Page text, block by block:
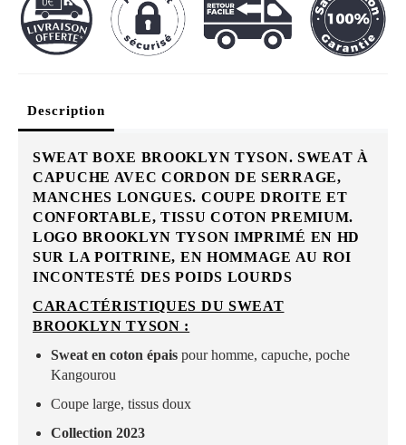
Description
SWEAT BOXE BROOKLYN TYSON. SWEAT À
CAPUCHE AVEC CORDON DE SERRAGE,
MANCHES LONGUES. COUPE DROITE ET
CONFORTABLE, TISSU COTON PREMIUM.
LOGO BROOKLYN TYSON IMPRIMÉ EN HD
SUR LA POITRINE, EN HOMMAGE AU ROI
INCONTESTÉ DES POIDS LOURDS
CARACTÉRISTIQUES DU SWEAT
BROOKLYN TYSON :
Sweat en coton épais pour homme, capuche, poche
Kangourou
Coupe large, tissus doux
Collection 2023